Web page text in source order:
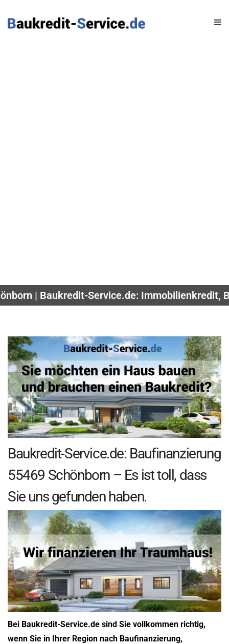
| Baukredit-Service.de: Immobilienkredit,
Baukredit-Service.de: Baufinanzierung
55469 Schönborn – Es ist toll, dass
Sie uns gefunden haben.
Bei Baukredit-Service.de sind Sie vollkommen richtig,
wenn Sie in Ihrer Region nach Baufinanzierung,